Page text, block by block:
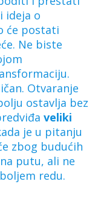
ideja o
će postati
Ne biste
Otvaranje
ostavlja bez
veliki
je u pitanju
zbog budućih
putu, ali ne
redu.